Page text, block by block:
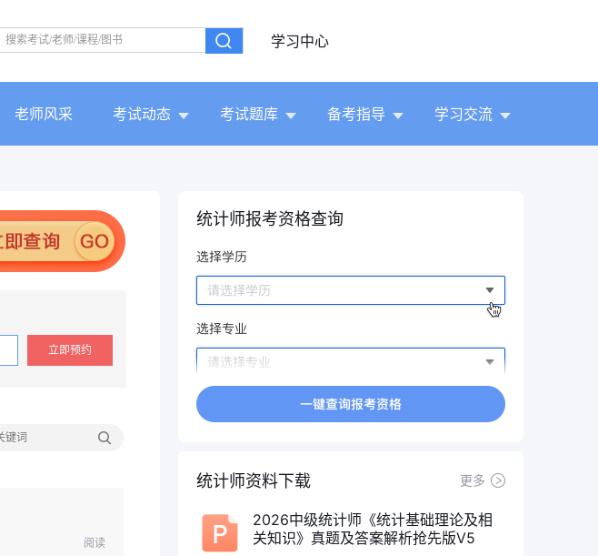
学习中心
老师风采 考试动态 考试题库 备考指导 学习交流
立即预约
阅读
统计师报考资格查询
统计师资料下载 更多
2026中级统计师《统计基础理论及相
关知识》真题及答案解析抢先版V5